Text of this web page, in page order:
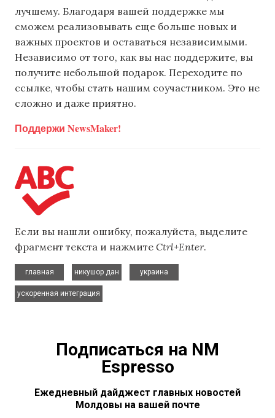
лучшему. Благодаря вашей поддержке мы
сможем реализовывать еще больше новых и
важных проектов и оставаться независимыми.
Независимо от того, как вы нас поддержите, вы
получите небольшой подарок. Переходите по
ссылке, чтобы стать нашим соучастником. Это не
сложно и даже приятно.
Поддержи NewsMaker!
Если вы нашли ошибку, пожалуйста, выделите
фрагмент текста и нажмите Ctrl+Enter.
главная
никушор дан
украина
ускоренная интеграция
Подписаться на NM
Espresso
Ежедневный дайджест главных новостей
Молдовы на вашей почте